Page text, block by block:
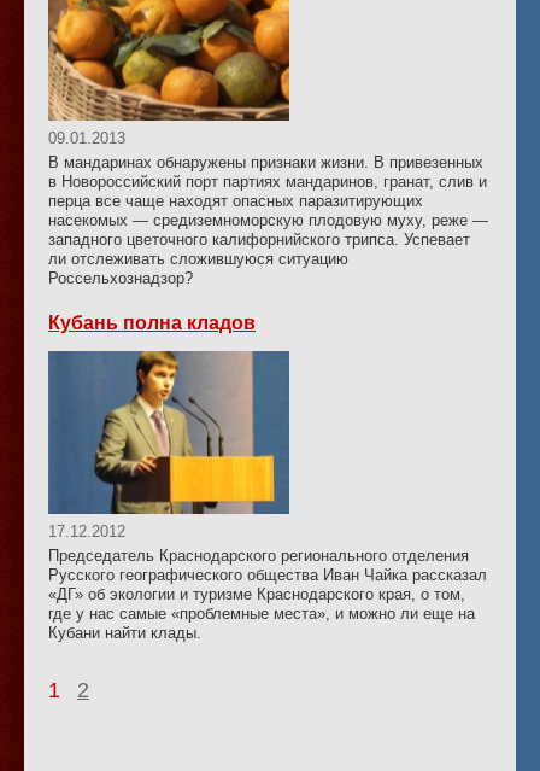
09.01.2013
В мандаринах обнаружены признаки жизни. В привезенных
в Новороссийский порт партиях мандаринов, гранат, слив и
перца все чаще находят опасных паразитирующих
насекомых — средиземноморскую плодовую муху, реже —
западного цветочного калифорнийского трипса. Успевает
ли отслеживать сложившуюся ситуацию
Россельхознадзор?
Кубань полна кладов
17.12.2012
Председатель Краснодарского регионального отделения
Русского географического общества Иван Чайка рассказал
«ДГ» об экологии и туризме Краснодарского края, о том,
где у нас самые «проблемные места», и можно ли еще на
Кубани найти клады.
1 2